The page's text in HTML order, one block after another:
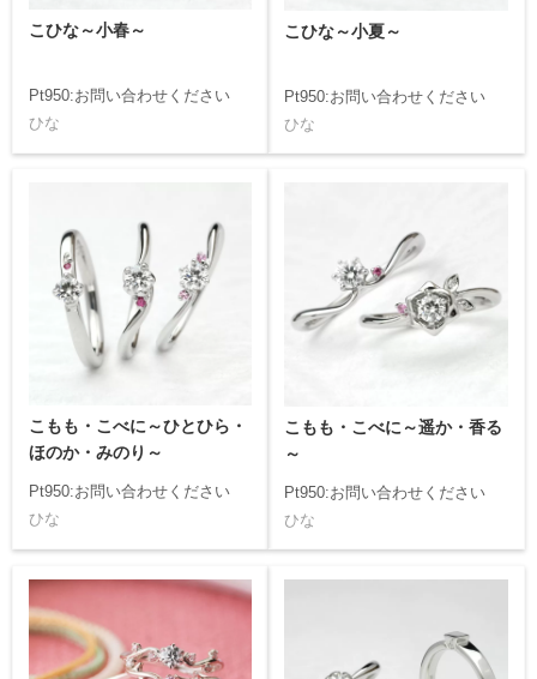
こひな～小春～
Pt950:お問い合わせください
ひな
こひな～小夏～
Pt950:お問い合わせください
ひな
こもも・こべに～ひとひら・
ほのか・みのり～
Pt950:お問い合わせください
ひな
こもも・こべに～遥か・香る
～
Pt950:お問い合わせください
ひな